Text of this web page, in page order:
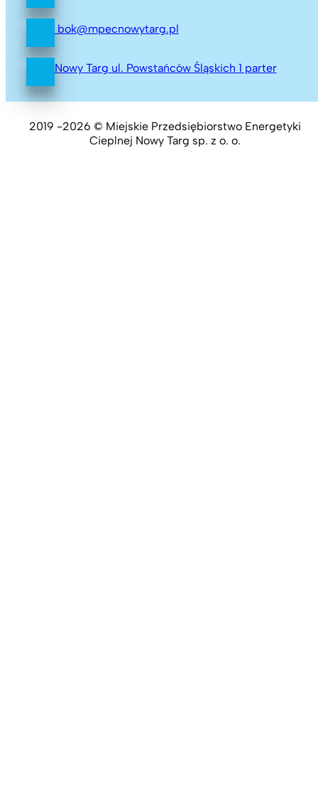
bok@mpecnowytarg.pl
Nowy Targ ul. Powstańców Śląskich 1 parter
2019 -2026 © Miejskie Przedsiębiorstwo Energetyki
Cieplnej Nowy Targ sp. z o. o.